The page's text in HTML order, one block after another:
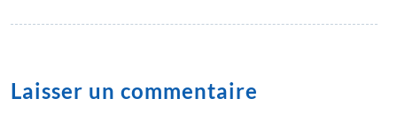
Laisser un commentaire